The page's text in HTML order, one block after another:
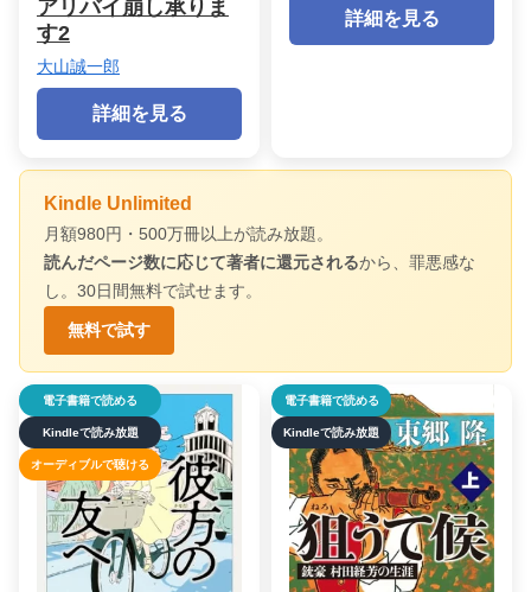
アリバイ崩し承りま
す2
大山誠一郎
詳細を見る
詳細を見る
Kindle Unlimited
月額980円・500万冊以上が読み放題。
読んだページ数に応じて著者に還元されるから、罪悪感な
し。30日間無料で試せます。
無料で試す
電子書籍で読める
Kindleで読み放題
オーディブルで聴ける
電子書籍で読める
Kindleで読み放題